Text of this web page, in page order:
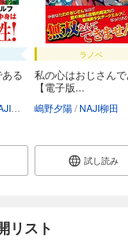
る
田
ラノベ
私の心はおじさん
【電子版...
嶋野夕陽 NAJI柳田
試し読み
リスト